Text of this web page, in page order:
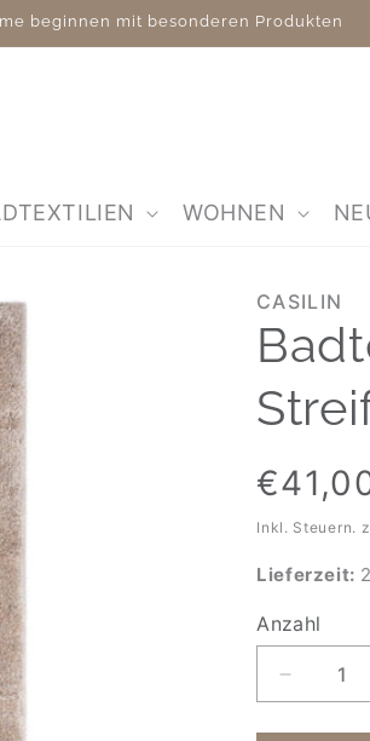
beginnen mit besonderen Produkten
WOHNEN
CASILIN
Normaler
Inkl. Steuern.
Lieferzeit:
Anzahl
Anzahl
die
Menge